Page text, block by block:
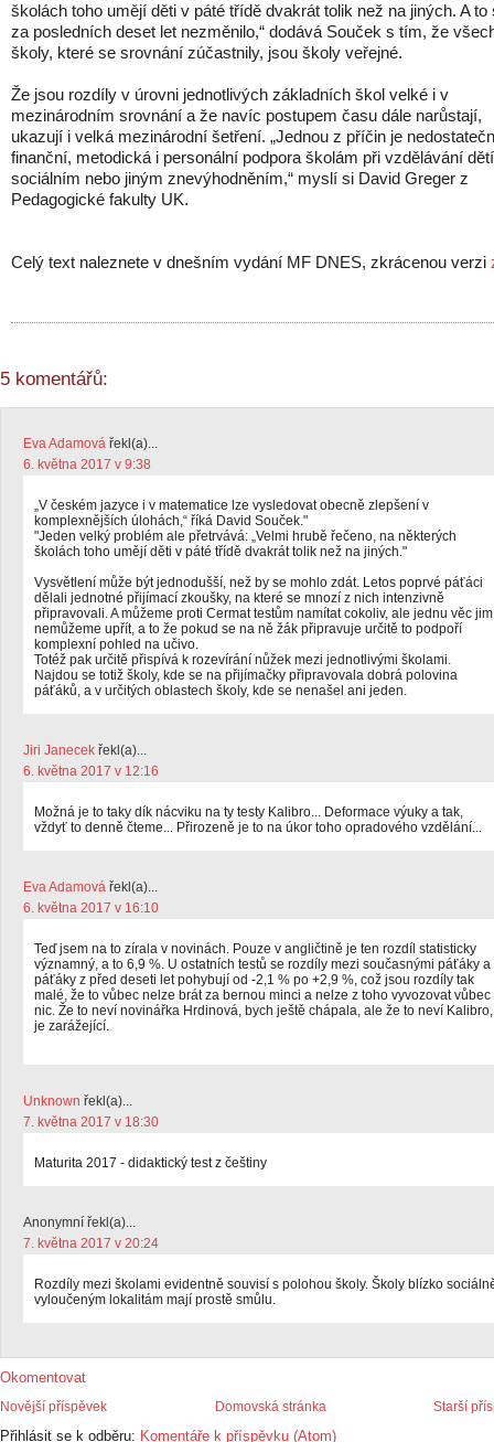
školách toho umějí děti v páté třídě dvakrát tolik než na jiných. A to
za posledních deset let nezměnilo,“ dodává Souček s tím, že
školy, které se srovnání zúčastnily, jsou školy veřejné.
Že jsou rozdíly v úrovni jednotlivých základních škol velké i v
mezinárodním srovnání a že navíc postupem času dále narůstají,
ukazují i velká mezinárodní šetření. „Jednou z příčin je
finanční, metodická i personální podpora školám při vzdělávání
sociálním nebo jiným znevýhodněním,“ myslí si David Greger z
Pedagogické fakulty UK.
Celý text naleznete v dnešním vydání MF DNES, zkrácenou verzi
5 komentářů:
Eva Adamová řekl(a)...
6. května 2017 v 9:38
„V českém jazyce i v matematice lze vysledovat obecně zlepšení v
komplexnějších úlohách,“ říká David Souček."
"Jeden velký problém ale přetrvává: „Velmi hrubě řečeno, na některých
školách toho umějí děti v páté třídě dvakrát tolik než na jiných."
Vysvětlení může být jednodušší, než by se mohlo zdát. Letos poprvé páťáci
dělali jednotné přijímací zkoušky, na které se mnozí z nich intenzivně
připravovali. A můžeme proti Cermat testům namítat cokoliv, ale jednu věc jim
nemůžeme upřít, a to že pokud se na ně žák připravuje určitě to podpoří
komplexní pohled na učivo.
Totéž pak určitě přispívá k rozevírání nůžek mezi jednotlivými školami.
Najdou se totiž školy, kde se na přijímačky připravovala dobrá polovina
páťáků, a v určitých oblastech školy, kde se nenašel ani jeden.
Jiri Janecek řekl(a)...
6. května 2017 v 12:16
Možná je to taky dík nácviku na ty testy Kalibro... Deformace výuky a tak,
vždyť to denně čteme... Přirozeně je to na úkor toho opradového vzdělání...
Eva Adamová řekl(a)...
6. května 2017 v 16:10
Teď jsem na to zírala v novinách. Pouze v angličtině je ten rozdíl statisticky
významný, a to 6,9 %. U ostatních testů se rozdíly mezi současnými páťáky a
páťáky z před deseti let pohybují od -2,1 % po +2,9 %, což jsou rozdíly tak
malé, že to vůbec nelze brát za bernou minci a nelze z toho vyvozovat vůbec
nic. Že to neví novinářka Hrdinová, bych ještě chápala, ale že to neví Kalibro,
je zarážející.
Unknown řekl(a)...
7. května 2017 v 18:30
Maturita 2017 - didaktický test z češtiny
Anonymní řekl(a)...
7. května 2017 v 20:24
Rozdíly mezi školami evidentně souvisí s polohou školy. Školy blízko
vyloučeným lokalitám mají prostě smůlu.
Okomentovat
Novější příspěvek Starší
Domovská stránka
Přihlásit se k odběru: Komentáře k příspěvku (Atom)